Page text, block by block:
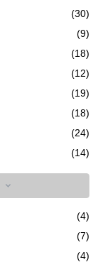
(30)
(9)
(18)
(12)
(19)
(18)
(24)
(14)
(4)
(7)
(4)